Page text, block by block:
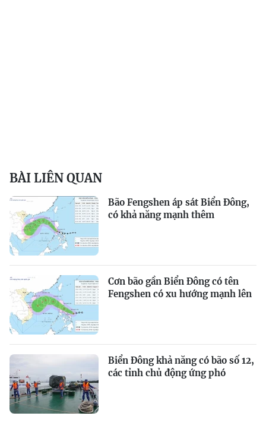
BÀI LIÊN QUAN
Bão Fengshen áp sát Biển Đông,
có khả năng mạnh thêm
Cơn bão gần Biển Đông có tên
Fengshen có xu hướng mạnh lên
Biển Đông khả năng có bão số 12,
các tỉnh chủ động ứng phó